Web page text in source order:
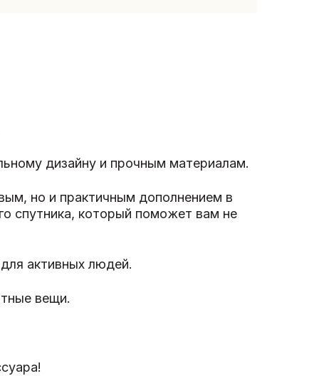
дизайну и прочным материалам.
но и практичным дополнением в
спутника, который поможет вам не
активных людей.
вещи.